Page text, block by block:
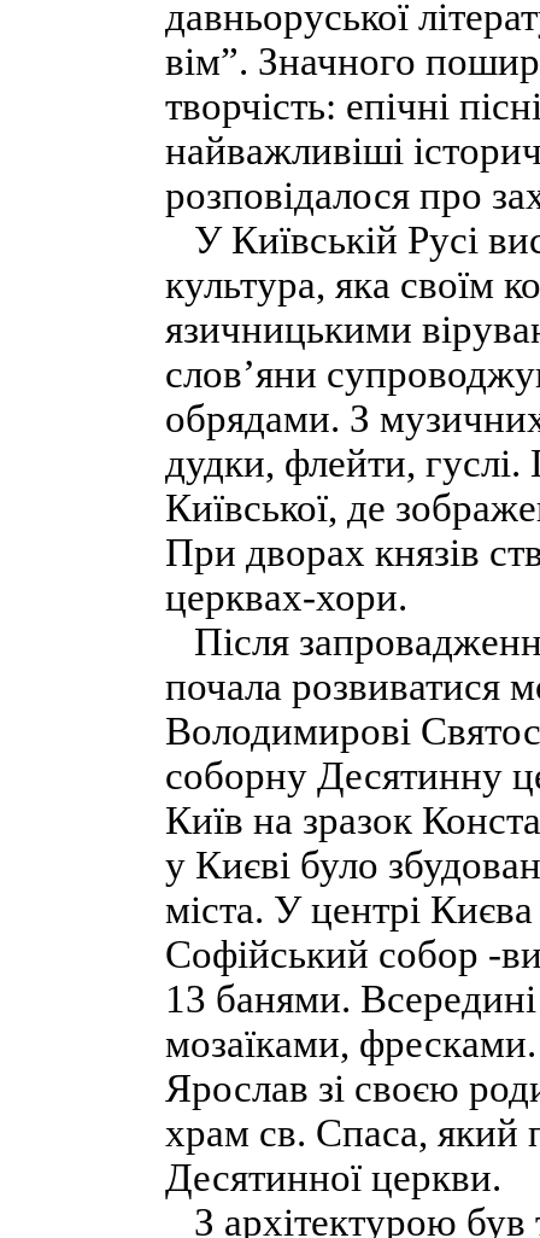
давньоруської
вім”. Значного
творчість: епічні
найважливіші
розповідалося про
У Київській Русі
культура, яка своїм
язичницькими
слов’яни
обрядами. З
дудки, флейти,
Київської, де
При дворах князів
церквах-хори.
Після
почала розви­ватися
Володимирові
соборну Десятинну
Київ на зразок
у Києві було
міста. У центрі
Софійський собор -
13 банями.
мозаїками,
Ярослав зі своєю
храм св. Спаса, який
Десятинної церкви.
З архітектурою був